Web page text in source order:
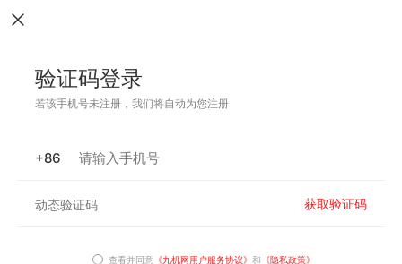
验证码登录
若该手机号未注册，我们将自动为您注册
+86
获取验证码
查看并同意 《九机网用户服务协议》 和 《隐私政策》